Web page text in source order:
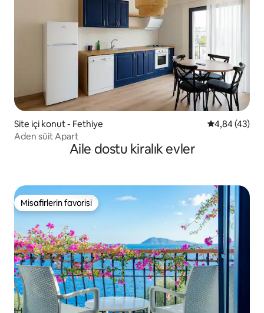
Site içi konut - Fethiye 5 üzerinden
4,84 (43)
Aden süit Apart
Aile dostu kiralık evler
Misafirlerin favorisi
Misafirlerin favorisi